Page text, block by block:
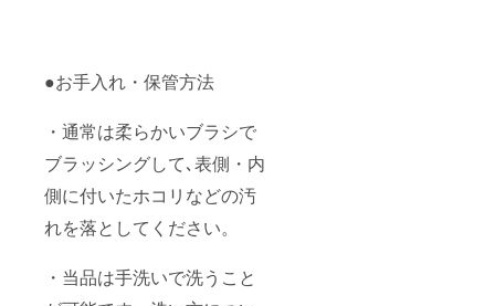
●お手入れ・保管方法
・通常は柔らかいブラシで
ブラッシングして､表側・内
側に付いたホコリなどの汚
れを落としてください。
・当品は手洗いで洗うこと